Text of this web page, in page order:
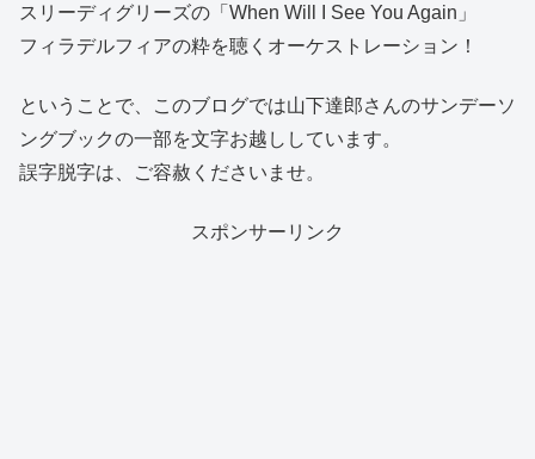
スリーディグリーズの「When Will I See You Again」
フィラデルフィアの粋を聴くオーケストレーション！
ということで、このブログでは山下達郎さんのサンデーソ
ングブックの一部を文字お越ししています。
誤字脱字は、ご容赦くださいませ。
スポンサーリンク